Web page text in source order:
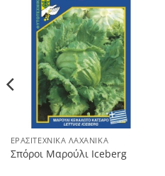
ΕΡΑΣΙΤΕΧΝΙΚΆ ΛΑΧΑΝΙΚΆ
Σπόροι Μαρούλι Iceberg